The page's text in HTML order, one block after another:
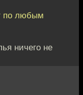
по любым
ничего не